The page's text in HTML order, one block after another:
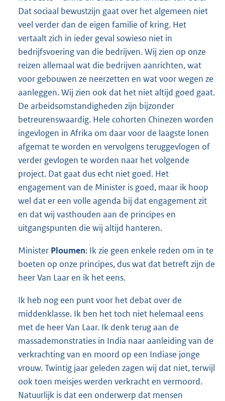
Dat sociaal bewustzijn gaat over het algemeen niet
veel verder dan de eigen familie of kring. Het
vertaalt zich in ieder geval sowieso niet in
bedrijfsvoering van die bedrijven. Wij zien op onze
reizen allemaal wat die bedrijven aanrichten, wat
voor gebouwen ze neerzetten en wat voor wegen ze
aanleggen. Wij zien ook dat het niet altijd goed gaat.
De arbeidsomstandigheden zijn bijzonder
betreurenswaardig. Hele cohorten Chinezen worden
ingevlogen in Afrika om daar voor de laagste lonen
afgemat te worden en vervolgens teruggevlogen of
verder gevlogen te worden naar het volgende
project. Dat gaat dus echt niet goed. Het
engagement van de Minister is goed, maar ik hoop
wel dat er een volle agenda bij dat engagement zit
en dat wij vasthouden aan de principes en
uitgangspunten die wij altijd hanteren.
Minister Ploumen: Ik zie geen enkele reden om in te
boeten op onze principes, dus wat dat betreft zijn de
heer Van Laar en ik het eens.
Ik heb nog een punt voor het debat over de
middenklasse. Ik ben het toch niet helemaal eens
met de heer Van Laar. Ik denk terug aan de
massademonstraties in India naar aanleiding van de
verkrachting van en moord op een Indiase jonge
vrouw. Twintig jaar geleden zagen wij dat niet, terwijl
ook toen meisjes werden verkracht en vermoord.
Natuurlijk is dat een onderwerp dat mensen